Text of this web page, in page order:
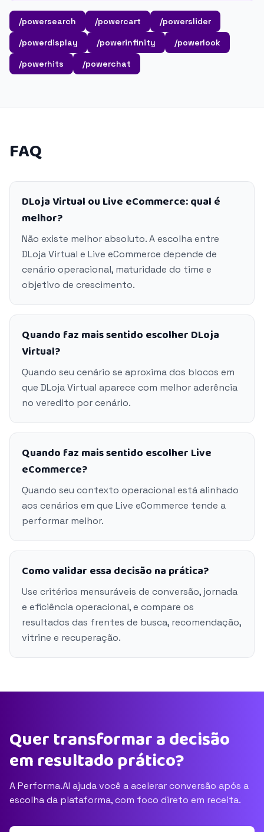
/powersearch /powercart
/powerslider
/powerdisplay
/powerinfinity
/powerlook
/powerhits
/powerchat
FAQ
DLoja Virtual ou Live eCommerce: qual é
melhor?
Não existe melhor absoluto. A escolha entre
DLoja Virtual e Live eCommerce depende de
cenário operacional, maturidade do time e
objetivo de crescimento.
Quando faz mais sentido escolher DLoja
Virtual?
Quando seu cenário se aproxima dos blocos em
que DLoja Virtual aparece com melhor aderência
no veredito por cenário.
Quando faz mais sentido escolher Live
eCommerce?
Quando seu contexto operacional está alinhado
aos cenários em que Live eCommerce tende a
performar melhor.
Como validar essa decisão na prática?
Use critérios mensuráveis de conversão, jornada
e eficiência operacional, e compare os
resultados das frentes de busca, recomendação,
vitrine e recuperação.
Quer transformar a decisão
em resultado prático?
A Performa.AI ajuda você a acelerar conversão após a
escolha da plataforma, com foco direto em receita.